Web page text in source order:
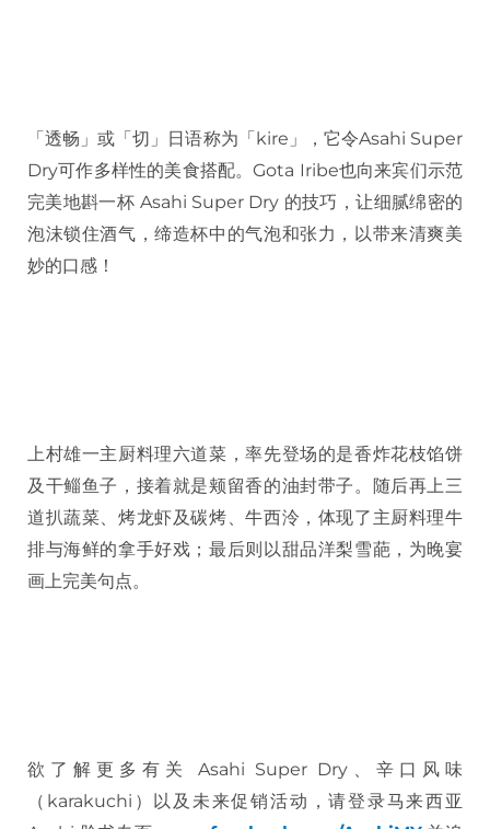
「透畅」或「切」日语称为「kire」，它令Asahi Super
Dry可作多样性的美食搭配。Gota Iribe也向来宾们示范
完美地斟一杯 Asahi Super Dry 的技巧，让细腻绵密的
泡沫锁住酒气，缔造杯中的气泡和张力，以带来清爽美
妙的口感！
上村雄一主厨料理六道菜，率先登场的是香炸花枝馅饼
及干鲻鱼子，接着就是颊留香的油封带子。随后再上三
道扒蔬菜、烤龙虾及碳烤、牛西泠，体现了主厨料理牛
排与海鲜的拿手好戏；最后则以甜品洋梨雪葩，为晚宴
画上完美句点。
欲了解更多有关 Asahi Super Dry、辛口风味
（karakuchi）以及未来促销活动，请登录马来西亚